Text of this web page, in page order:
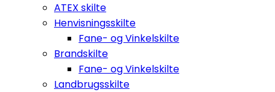
ATEX skilte
Henvisningsskilte
Fane- og Vinkelskilte
Brandskilte
Fane- og Vinkelskilte
Landbrugsskilte